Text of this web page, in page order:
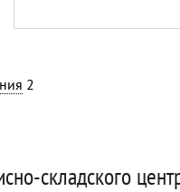
2
складского